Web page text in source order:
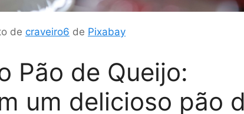
de craveiro6 de Pixabay
Pão de Queijo:
um delicioso pão